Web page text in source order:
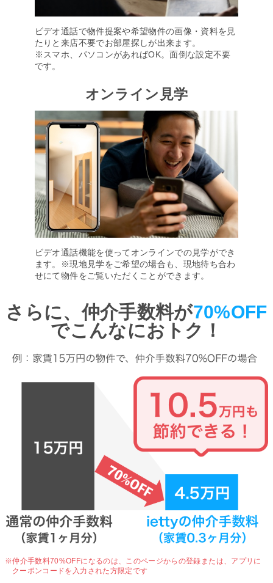
ビデオ通話で物件提案や希望物件の画像・資料を見
たりと来店不要でお部屋探しが出来ます。
※スマホ、パソコンがあればOK。面倒な設定不要
です。
オンライン見学
ビデオ通話機能を使ってオンラインでの見学ができ
ます。※現地見学をご希望の場合も、現地待ち合わ
せにて物件をご覧いただくことができます。
さらに、仲介手数料が70%OFF
でこんなにおトク！
※仲介手数料70%OFFになるのは、 このページからの登録または、アプリに
クーポンコードを入力された方限定です